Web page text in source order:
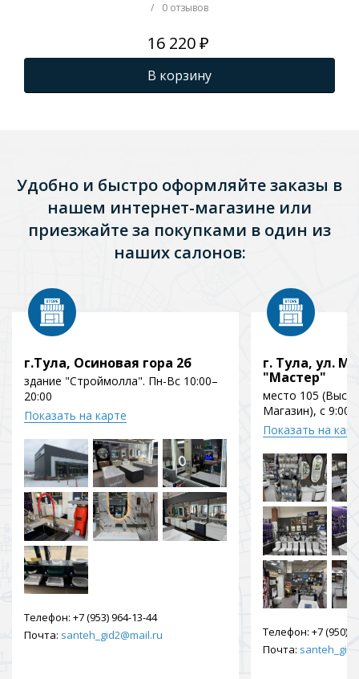
Однорукоятковый,
/ 0 отзывов
16 220 ₽
В корзину
Удобно и быстро оформляйте заказы в
нашем интернет-магазине или
приезжайте за покупками в один из
наших салонов:
г.Тула, Осиновая гора 2б
здание "Строймолла". Пн-Вс 10:00–
20:00
Показать на карте
Телефон: +7 (953) 964-13-44
Почта: santeh_gid2@mail.ru
г. Тула, ул.
"Мастер"
место 105
Магазин), с 9:00
Показать на
Телефон: +7 (950)
Почта: